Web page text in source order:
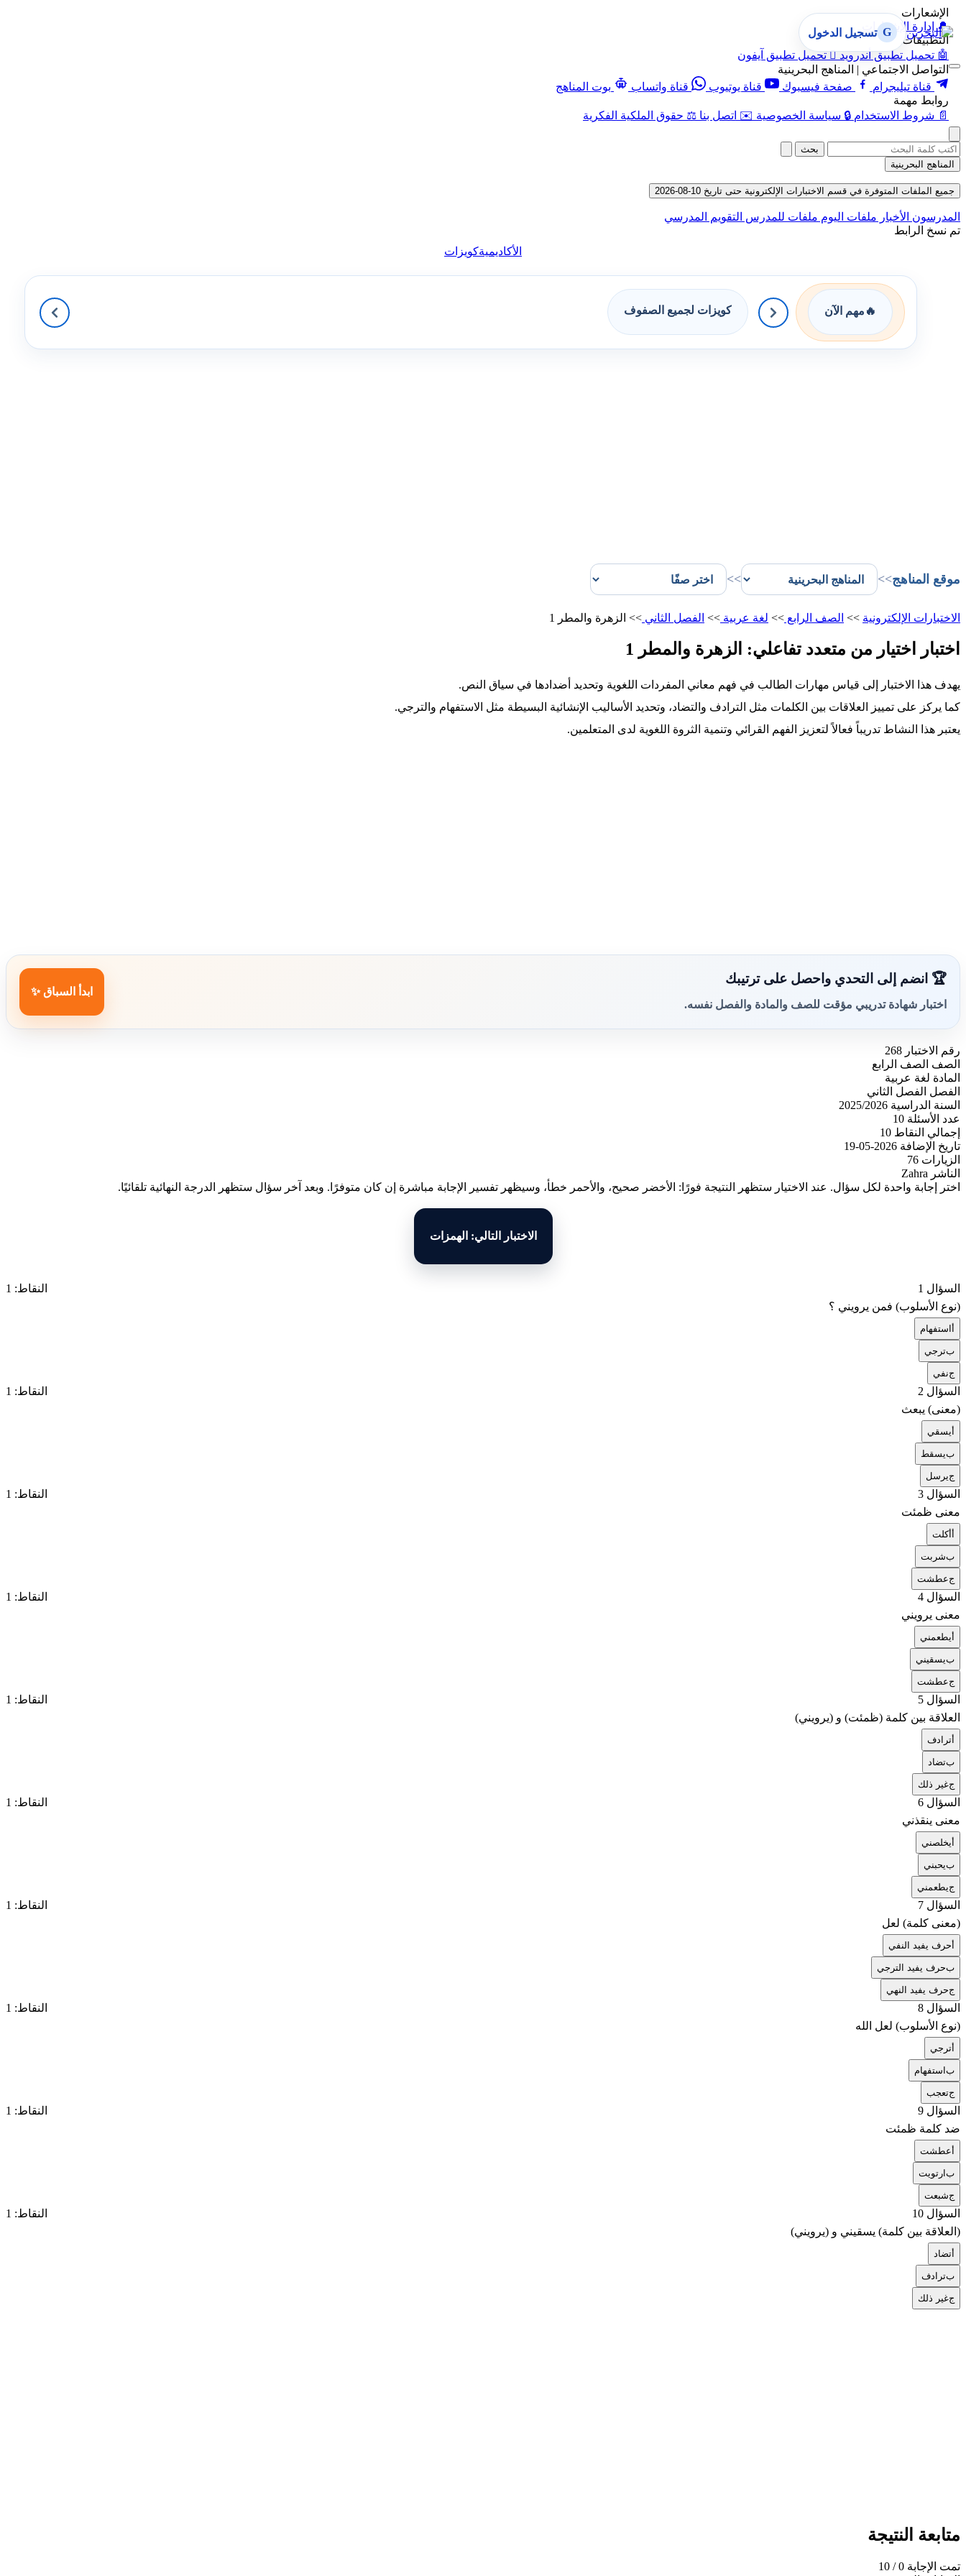
الإشعارات
🔔 إدارة الإشعارات
التطبيقات
🤖 تحميل تطبيق أندرويد  تحميل تطبيق آيفون
التواصل الاجتماعي | المناهج البحرينية
قناة تيليجرام
صفحة فيسبوك قناة يوتيوب قناة واتساب
بوت المناهج
روابط مهمة
📄 شروط الاستخدام 🔒 سياسة الخصوصية ✉️ اتصل بنا ⚖️ حقوق الملكية الفكرية
G تسجيل الدخول
بحث
المناهج البحرينية
جميع الملفات المتوفرة في قسم الاختبارات الإلكترونية حتى تاريخ 10-08-2026
المدرسون الأخبار ملفات اليوم ملفات للمدرس التقويم المدرسي
تم نسخ الرابط
الأكاديميةكويزات
🔥 مهم الآن كويزات لجميع الصفوف
موقع المناهج>>
>>
الاختبارات الإلكترونية >> الصف الرابع >> لغة عربية >> الفصل الثاني >> الزهرة والمطر 1
اختبار اختيار من متعدد تفاعلي: الزهرة والمطر 1
يهدف هذا الاختبار إلى قياس مهارات الطالب في فهم معاني المفردات اللغوية وتحديد أضدادها في سياق النص.
كما يركز على تمييز العلاقات بين الكلمات مثل الترادف والتضاد، وتحديد الأساليب الإنشائية البسيطة مثل الاستفهام والترجي.
يعتبر هذا النشاط تدريباً فعالاً لتعزيز الفهم القرائي وتنمية الثروة اللغوية لدى المتعلمين.
🏆 انضم إلى التحدي واحصل على ترتيبك
اختبار شهادة تدريبي مؤقت للصف والمادة والفصل نفسه.
ابدأ السباق ✨
رقم الاختبار 268
الصف الصف الرابع
المادة لغة عربية
الفصل الفصل الثاني
السنة الدراسية 2025/2026
عدد الأسئلة 10
إجمالي النقاط 10
تاريخ الإضافة 2026-05-19
الزيارات 76
الناشر Zahra
اختر إجابة واحدة لكل سؤال. عند الاختيار ستظهر النتيجة فورًا: الأخضر صحيح، والأحمر خطأ، وسيظهر تفسير الإجابة مباشرة إن كان متوفرًا. وبعد آخر سؤال ستظهر الدرجة النهائية تلقائيًا.
الاختبار التالي: الهمزات
السؤال 1
النقاط: 1
(نوع الأسلوب) فمن يرويني ؟
أ استفهام
بترجي
جنفي
السؤال 2
النقاط: 1
(معنى) يبعث
أيسقي
بيسقط
جيرسل
السؤال 3
النقاط: 1
معنى ظمئت
أأكلت
بشربت
جعطشت
السؤال 4
النقاط: 1
معنى يرويني
أيطعمني
بيسقيني
جعطشت
السؤال 5
النقاط: 1
العلاقة بين كلمة (ظمئت) و (يرويني)
أترادف
بتضاد
جغير ذلك
السؤال 6
النقاط: 1
معنى ينقذني
أيخلصني
بيحبني
جيطعمني
السؤال 7
النقاط: 1
(معنى كلمة) لعل
أحرف يفيد النفي
بحرف يفيد الترجي
جحرف يفيد النهي
السؤال 8
النقاط: 1
(نوع الأسلوب) لعل الله
أترجي
ب استفهام
جتعجب
السؤال 9
النقاط: 1
ضد كلمة ظمئت
أعطشت
ب ارتويت
جشبعت
السؤال 10
النقاط: 1
(العلاقة بين كلمة) يسقيني و (يرويني)
أتضاد
بترادف
جغير ذلك
متابعة النتيجة
تمت الإجابة 0
/ 10